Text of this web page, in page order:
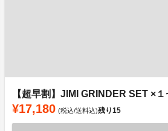
【超早割】JIMI GRINDER SET ×１
¥17,180 (税込/送料込)残り15